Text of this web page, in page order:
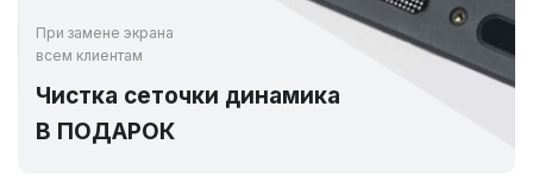
При замене экрана
всем клиентам
Чистка сеточки динамика
В ПОДАРОК